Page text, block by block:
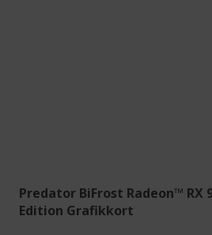
Predator BiFrost Radeon™ RX
Edition Grafikkort